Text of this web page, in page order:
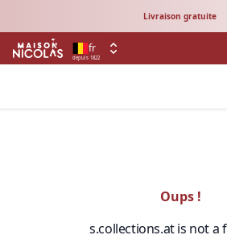
Livraison gratuite
depuis 1822
fr
Oups !
s.collections.at is not a